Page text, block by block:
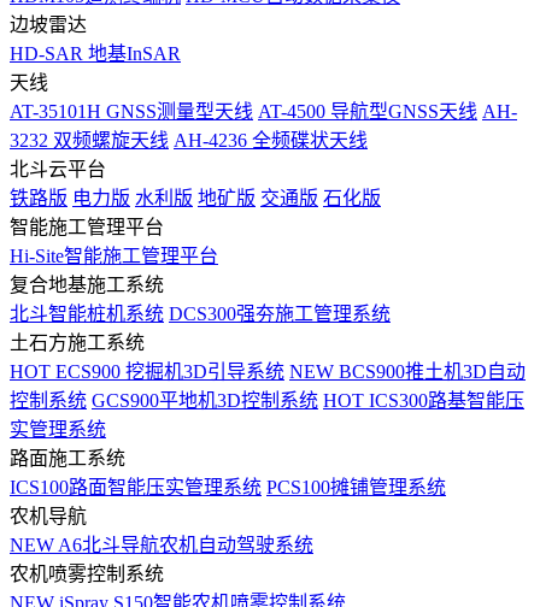
边坡雷达
HD-SAR 地基InSAR
天线
AT-35101H GNSS测量型天线 AT-4500 导航型GNSS天线 AH-
3232 双频螺旋天线 AH-4236 全频碟状天线
北斗云平台
铁路版 电力版 水利版 地矿版 交通版 石化版
智能施工管理平台
Hi-Site智能施工管理平台
复合地基施工系统
北斗智能桩机系统 DCS300强夯施工管理系统
土石方施工系统
HOT ECS900 挖掘机3D引导系统 NEW BCS900推土机3D自动
控制系统 GCS900平地机3D控制系统 HOT ICS300路基智能压
实管理系统
路面施工系统
ICS100路面智能压实管理系统 PCS100摊铺管理系统
农机导航
NEW A6北斗导航农机自动驾驶系统
农机喷雾控制系统
NEW iSpray S150智能农机喷雾控制系统